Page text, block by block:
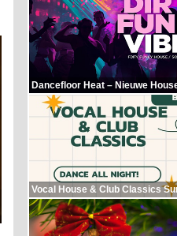
Dancefloor Heat – Nieuwe
Vocal House & Club Classics